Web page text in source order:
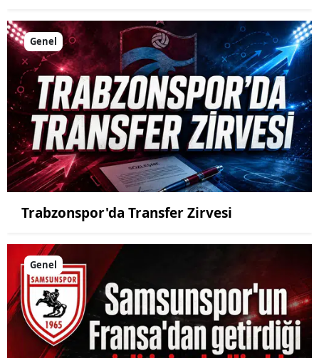
Genel
Trabzonspor'da Transfer Zirvesi
Genel